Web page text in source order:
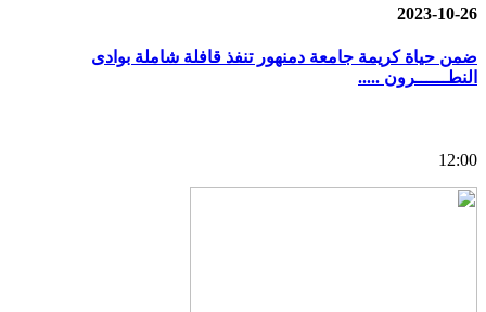
2023-10-26
ضمن حياة كريمة جامعة دمنهور تنفذ قافلة شاملة بوادى
النطــــــرون .....
12:00